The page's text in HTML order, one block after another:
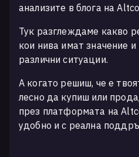
анализите в блога на
Тук разглеждаме какво
кои нива имат значение
различни ситуации.
А когато решиш, че е
лесно да купиш или
през платформата на
удобно и с реална